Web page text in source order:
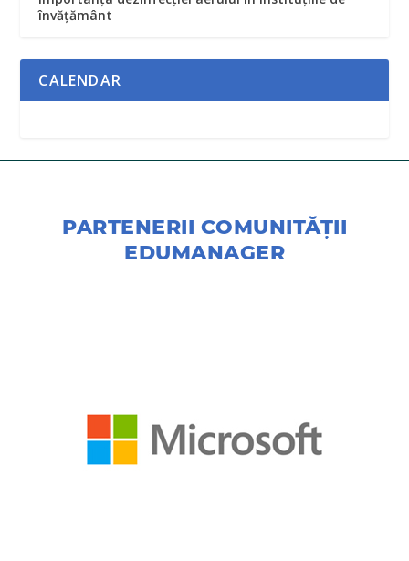
învățământ
CALENDAR
PARTENERII COMUNITĂŢII
EDUMANAGER